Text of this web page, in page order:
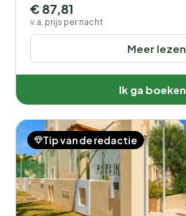
Meer lezen
€ 87,81
v.a. prijs per nacht
Ik ga boeken
Tip van de redactie